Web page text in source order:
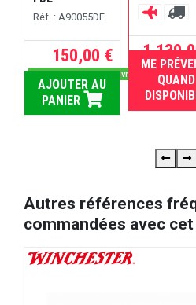
Réf. : A90055DE
150,00 €
Dispo sous 5 jours ouvrés
AJOUTER AU
PANIER
ME
QUAND
Autres références
commandées avec